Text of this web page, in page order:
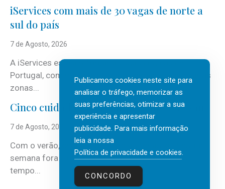
iServices com mais de 30 vagas de norte a
sul do país
7 de Agosto, 2026
A iServices está a reforçar as suas equipas em
Portugal, com mais de 30 vagas em aberto em várias
zonas...
Cinco cuidados a ter em casa antes de sair
7 de Agosto, 2026
Com o verão, chegam também as férias, os fins-de-
semana fora e os dias em que a casa fica mais
tempo...
Publicamos cookies neste site para
analisar o tráfego, memorizar as
suas preferências, otimizar a sua
experiência e apresentar
publicidade. Para mais informação
leia a nossa
Política de privacidade e cookies.
CONCORDO